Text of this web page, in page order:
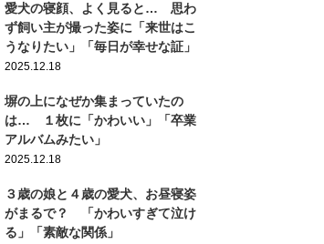
愛犬の寝顔、よく見ると… 思わ
ず飼い主が撮った姿に「来世はこ
うなりたい」「毎日が幸せな証」
2025.12.18
塀の上になぜか集まっていたの
は… １枚に「かわいい」「卒業
アルバムみたい」
2025.12.18
３歳の娘と４歳の愛犬、お昼寝姿
がまるで？ 「かわいすぎて泣け
る」「素敵な関係」